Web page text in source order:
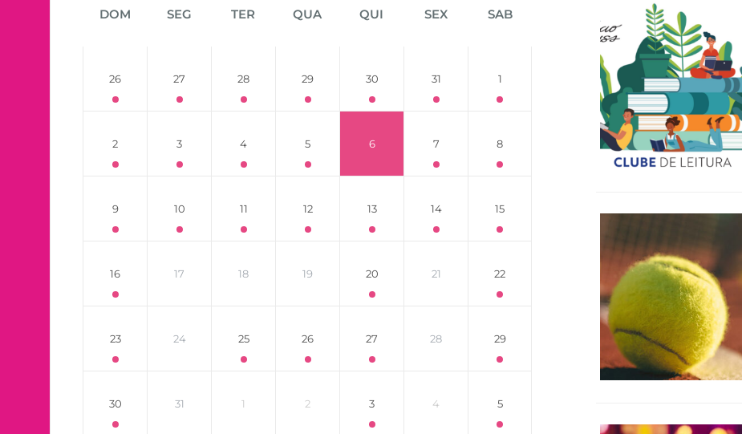
DOM SEG TER QUA QUI SEX SAB
26 27 28 29 30 31 1
2 3 4 5 6 7 8
9 10 11 12 13 14 15
16 17 18 19 20 21 22
23 24 25 26 27 28 29
30 31 1 2 3 4 5